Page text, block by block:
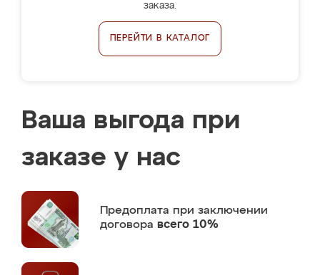
заказа.
ПЕРЕЙТИ В КАТАЛОГ
Ваша выгода при
заказе у нас
Предоплата при заключении
договора всего 10%